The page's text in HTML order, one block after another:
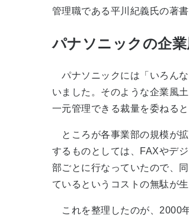
管理職である平川紀義氏の著
パナソニックの企
パナソニックには「いろん
いました。そのような企業風
一元管理できる裁量を委ねる
ところが各事業部の規模が
するものとしては、FAXやデ
部ごとに行なっていたので、
ているというコストの無駄が生
これを整理したのが、2000